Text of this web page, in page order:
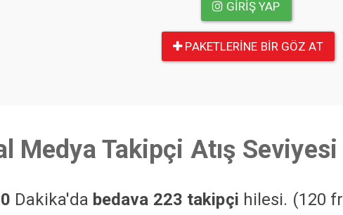
GIRIŞ YAP
PAKETLERINE BIR GÖZ AT
Medya Takipçi Atış Seviyesi
Dakika'da bedava 223 takipçi hilesi. (120